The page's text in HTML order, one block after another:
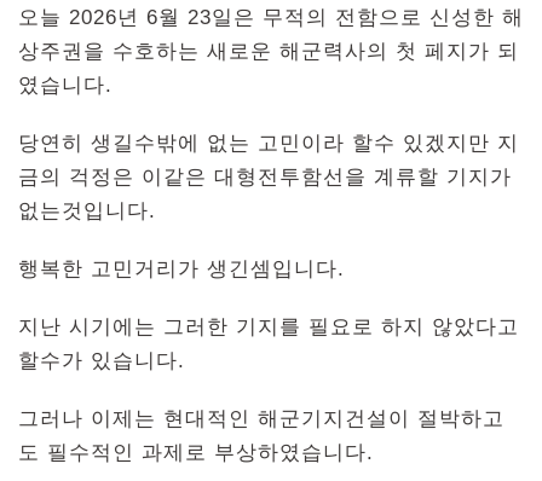
오늘 2026년 6월 23일은 무적의 전함으로 신성한 해
상주권을 수호하는 새로운 해군력사의 첫 페지가 되
였습니다.
당연히 생길수밖에 없는 고민이라 할수 있겠지만 지
금의 걱정은 이같은 대형전투함선을 계류할 기지가
없는것입니다.
행복한 고민거리가 생긴셈입니다.
지난 시기에는 그러한 기지를 필요로 하지 않았다고
할수가 있습니다.
그러나 이제는 현대적인 해군기지건설이 절박하고
도 필수적인 과제로 부상하였습니다.